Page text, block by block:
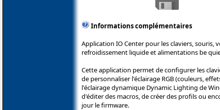
Informations complémentaires
Application IO Center pour les claviers, souris,
refroidissement liquide et alimentations be
Cette application permet de configurer les
de personnaliser l'éclairage RGB (couleurs,
l'éclairage dynamique Dynamic Lighting de
d'éditer des macros, de créer des profils ou
jour le firmware.